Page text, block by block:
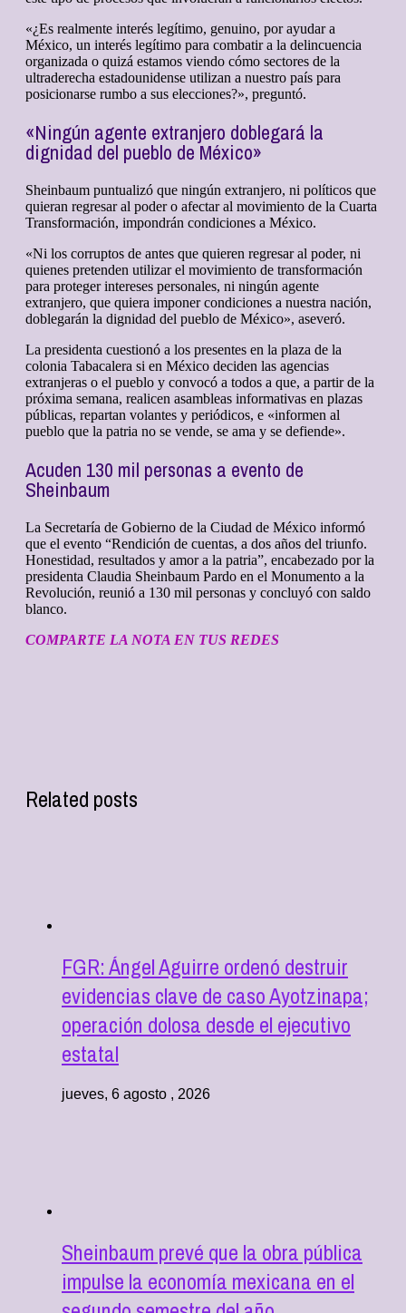
«¿Es realmente interés legítimo, genuino, por ayudar a
México, un interés legítimo para combatir a la delincuencia
organizada o quizá estamos viendo cómo sectores de la
ultraderecha estadounidense utilizan a nuestro país para
posicionarse rumbo a sus elecciones?», preguntó.
«Ningún agente extranjero doblegará la
dignidad del pueblo de México»
Sheinbaum puntualizó que ningún extranjero, ni políticos que
quieran regresar al poder o afectar al movimiento de la Cuarta
Transformación, impondrán condiciones a México.
«Ni los corruptos de antes que quieren regresar al poder, ni
quienes pretenden utilizar el movimiento de transformación
para proteger intereses personales, ni ningún agente
extranjero, que quiera imponer condiciones a nuestra nación,
doblegarán la dignidad del pueblo de México», aseveró.
La presidenta cuestionó a los presentes en la plaza de la
colonia Tabacalera si en México deciden las agencias
extranjeras o el pueblo y convocó a todos a que, a partir de la
próxima semana, realicen asambleas informativas en plazas
públicas, repartan volantes y periódicos, e «informen al
pueblo que la patria no se vende, se ama y se defiende».
Acuden 130 mil personas a evento de
Sheinbaum
La Secretaría de Gobierno de la Ciudad de México informó
que el evento “Rendición de cuentas, a dos años del triunfo.
Honestidad, resultados y amor a la patria”, encabezado por la
presidenta Claudia Sheinbaum Pardo en el Monumento a la
Revolución, reunió a 130 mil personas y concluyó con saldo
blanco.
COMPARTE LA NOTA EN TUS REDES
Related posts
FGR: Ángel Aguirre ordenó destruir
evidencias clave de caso Ayotzinapa;
operación dolosa desde el ejecutivo
estatal
jueves, 6 agosto , 2026
Sheinbaum prevé que la obra pública
impulse la economía mexicana en el